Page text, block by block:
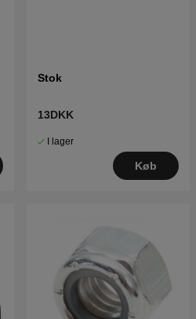
Stok
13DKK
I lager
Køb